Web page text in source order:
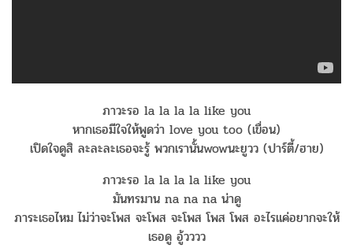
ภาวะรอ la la la la like you
หากเธอมีใจให้พูดว่า love you too (เขื่อน)
เปิดใจดูสิ ละละละเธอจะรู้ พวกเรานั้นwowนะยูวว (ปาร์ตี้/ฮาย)
ภาวะรอ la la la la like you
มันทรมาน na na na น่าดู
ภาระเธอไหม ไม่ว่าจะโพส จะโพส จะโพส โพส โพส อะไรแค่อยากจะให้
เธอดู อู้วววว